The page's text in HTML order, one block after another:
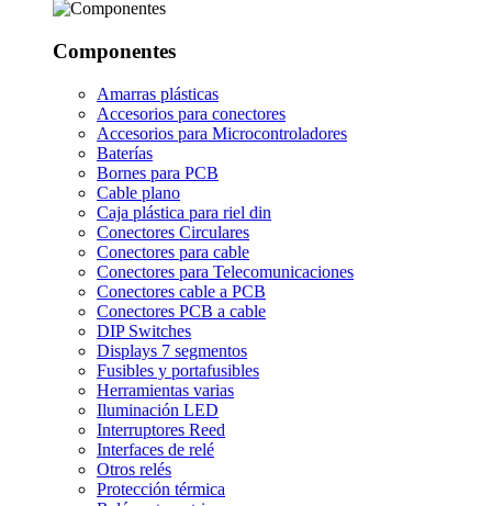
Componentes
Amarras plásticas
Accesorios para conectores
Accesorios para Microcontroladores
Baterías
Bornes para PCB
Cable plano
Caja plástica para riel din
Conectores Circulares
Conectores para cable
Conectores para Telecomunicaciones
Conectores cable a PCB
Conectores PCB a cable
DIP Switches
Displays 7 segmentos
Fusibles y portafusibles
Herramientas varias
Iluminación LED
Interruptores Reed
Interfaces de relé
Otros relés
Protección térmica